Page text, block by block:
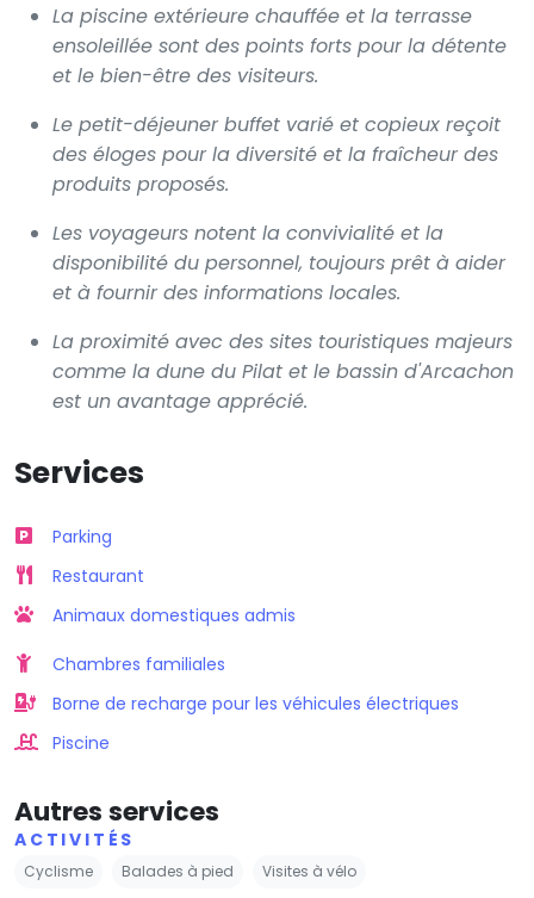
La piscine extérieure chauffée et la terrasse
ensoleillée sont des points forts pour la détente
et le bien-être des visiteurs.
Le petit-déjeuner buffet varié et copieux reçoit
des éloges pour la diversité et la fraîcheur des
produits proposés.
Les voyageurs notent la convivialité et la
disponibilité du personnel, toujours prêt à aider
et à fournir des informations locales.
La proximité avec des sites touristiques majeurs
comme la dune du Pilat et le bassin d'Arcachon
est un avantage apprécié.
Services
Parking
Restaurant
Animaux domestiques admis
Chambres familiales
Borne de recharge pour les véhicules électriques
Piscine
Autres services
ACTIVITÉS
Cyclisme Balades à pied Visites à vélo